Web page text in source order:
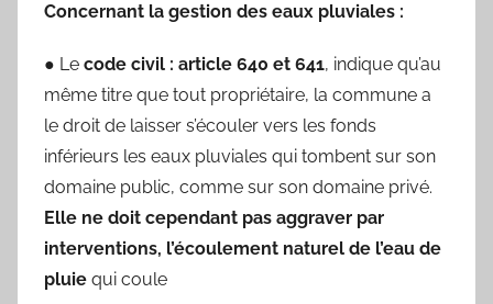
Concernant la gestion des eaux pluviales :
● Le code civil : article 640 et 641, indique qu’au
même titre que tout propriétaire, la commune a
le droit de laisser s’écouler vers les fonds
inférieurs les eaux pluviales qui tombent sur son
domaine public, comme sur son domaine privé.
Elle ne doit cependant pas aggraver par
interventions, l’écoulement naturel de l’eau de
pluie qui coule